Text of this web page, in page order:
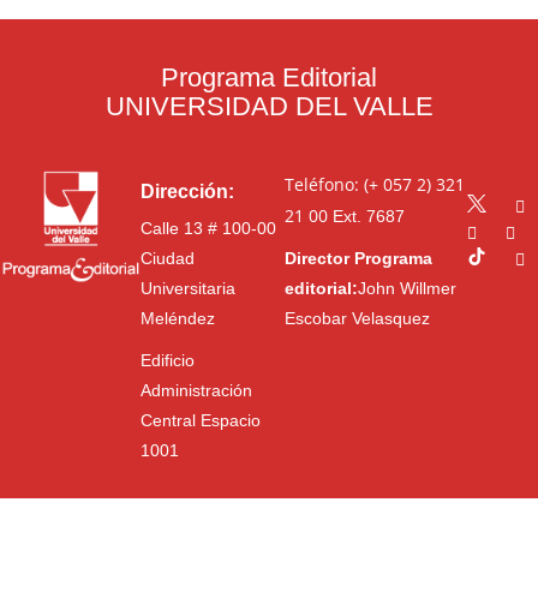
Programa Editorial
UNIVERSIDAD DEL VALLE
Dirección:
Calle 13 # 100-00
Ciudad
Universitaria
Meléndez
Edificio
Administración
Central Espacio
1001
Teléfono: (+ 057 2) 321
21 00Ext. 7687
Director Programa
editorial:John Willmer
Escobar Velasquez